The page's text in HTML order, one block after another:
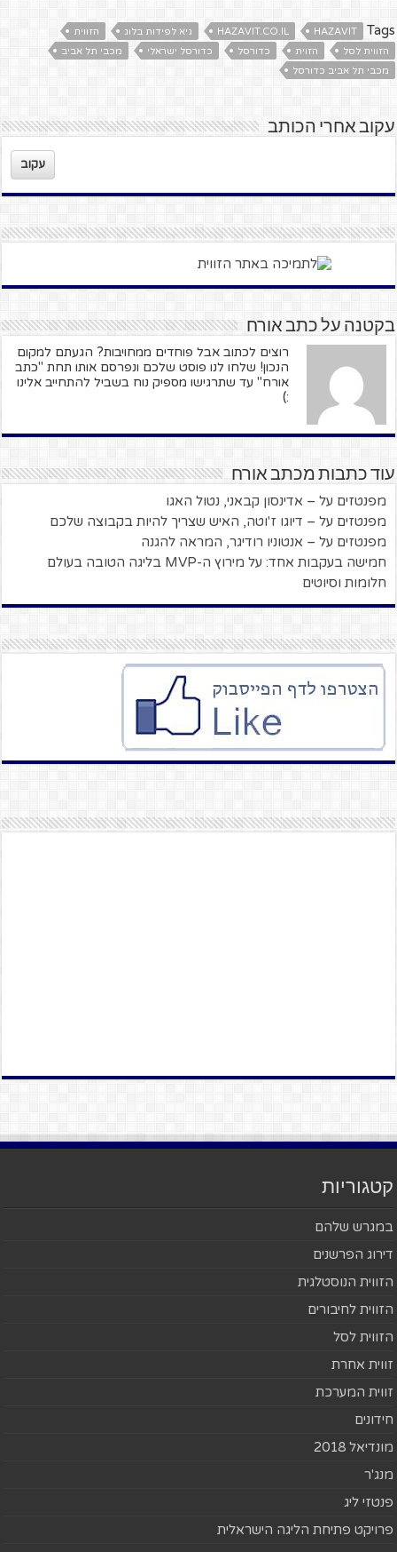
Tags
HAZAVIT
HAZAVIT.CO.IL גיא לפידות בלוג
הזווית
הזווית לסל
הזוית כדורסל כדורסל ישראלי
מכבי תל אביב
מכבי תל אביב כדורסל
עקוב אחרי הכותב
עקוב
בקטנה על כתב אורח
רוצים לכתוב אבל פוחדים ממחויבות? הגעתם למקום
הנכון! שלחו לנו פוסט שלכם ונפרסם אותו תחת "כתב
אורח" עד שתרגישו מספיק נוח בשביל להתחייב אלינו
:)
עוד כתבות מכתב אורח
מפנטזים על – אדינסון קבאני, נטול האגו
מפנטזים על – דיוגו ז'וטה, האיש שצריך להיות בקבוצה שלכם
מפנטזים על – אנטוניו רודיגר, המראה להגנה
חמישה בעקבות אחד: על מירוץ ה-MVP בליגה הטובה בעולם
חלומות וסיוטים
קטגוריות
במגרש שלהם
דירוג הפרשנים
הזווית הנוסטלגית
הזווית לחיבורים
הזווית לסל
זווית אחרת
זווית המערכת
חידונים
מונדיאל 2018
מנג'ר
פנטזי ליג
פרויקט פתיחת הליגה הישראלית